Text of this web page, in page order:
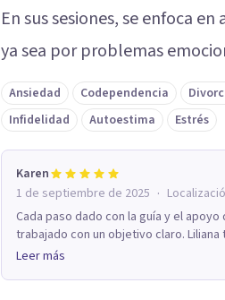
En sus sesiones, se enfoca
ya sea por problemas
Ansiedad Codependencia
Infidelidad
Autoestima Estrés
Karen
1 de septiembre de 2025 ·
Cada paso dado con la guía y el
trabajado con un objetivo claro.
Leer más